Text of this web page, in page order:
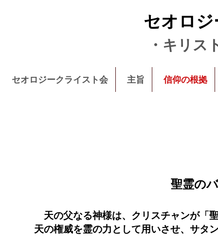
セオロ
・キリス
セオロジークライスト会 主旨 信仰の根拠
聖霊の
天の父なる神様は、クリスチャンが「
天の権威を霊の力として用いさせ、サタ